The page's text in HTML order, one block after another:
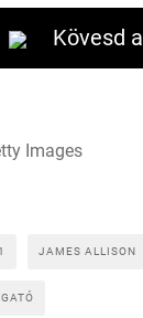
Kövesd a
Images
JAMES ALLISON